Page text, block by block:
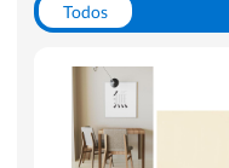
Todos
WC y Sanitarios
Pinturas